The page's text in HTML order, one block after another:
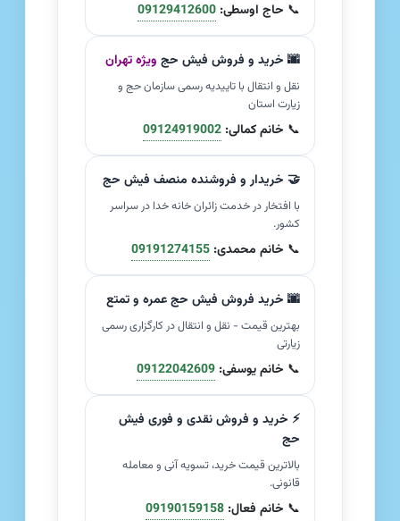
📞 حاج اوسطی: 09129412600
🌆 خرید و فروش فیش حج ویژه تهران
نقل و انتقال با تاییدیه رسمی سازمان حج و
زیارت استان
📞 خانم کمالی: 09124919002
🤝 خریدار و فروشنده منصف فیش حج
با افتخار در خدمت زائران خانه خدا در سراسر
کشور.
📞 خانم محمدی: 09191274155
🌆 خرید فروش فیش حج عمره و تمتع
بهترین قیمت - نقل و انتقال در کارگزاری رسمی
زیارتی
📞 خانم یوسفی: 09122042609
⚡ خرید و فروش نقدی و فوری فیش
حج
بالاترین قیمت خرید، تسویه آنی و معامله
قانونی.
📞 خانم فعال: 09190159158